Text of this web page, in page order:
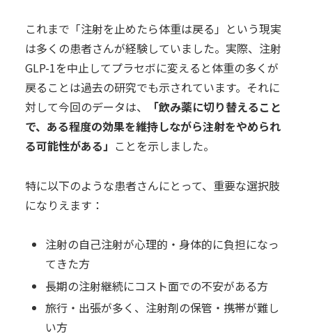
これまで「注射を止めたら体重は戻る」という現実
は多くの患者さんが経験していました。実際、注射
GLP-1を中止してプラセボに変えると体重の多くが
戻ることは過去の研究でも示されています。それに
対して今回のデータは、
「飲み薬に切り替えること
で、ある程度の効果を維持しながら注射をやめられ
る可能性がある」 ことを示しました。
特に以下のような患者さんにとって、重要な選択肢
になりえます：
注射の自己注射が心理的・身体的に負担になっ
てきた方
長期の注射継続にコスト面での不安がある方
旅行・出張が多く、注射剤の保管・携帯が難し
い方